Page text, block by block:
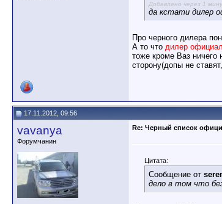
Добавлено через 1
да кстати дилер
Про черного дилера
А то что дилер
тоже кроме Ваз
сторону(допы не
17.11.2012, 09:56
vavanya
Форумчанин
Re: Черный список
Цитата:
Сообщение от
дело в том что